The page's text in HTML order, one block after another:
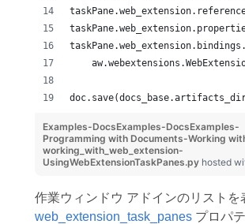
doc.save(docs_base.artifacts_dir
Examples-DocsExamples-DocsExamples-
Programming with Documents-Working
working_with_web_extension-
UsingWebExtensionTaskPanes.py hosted
作業ウィンドウ アドインのリストを
web_extension_task_panesプロパテ